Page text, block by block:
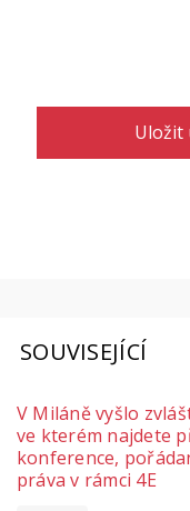
Uložit
SOUVISEJÍCÍ
V Miláně vyšlo
ve kterém najdete
konference,
práva v rámci 4E